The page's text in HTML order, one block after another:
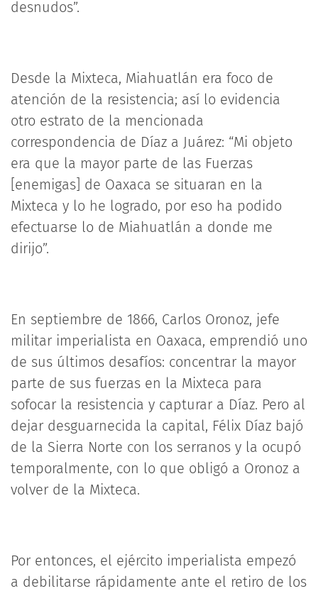
desnudos”.
Desde la Mixteca, Miahuatlán era foco de
atención de la resistencia; así lo evidencia
otro estrato de la mencionada
correspondencia de Díaz a Juárez: “Mi objeto
era que la mayor parte de las Fuerzas
[enemigas] de Oaxaca se situaran en la
Mixteca y lo he logrado, por eso ha podido
efectuarse lo de Miahuatlán a donde me
dirijo”.
En septiembre de 1866, Carlos Oronoz, jefe
militar imperialista en Oaxaca, emprendió uno
de sus últimos desafíos: concentrar la mayor
parte de sus fuerzas en la Mixteca para
sofocar la resistencia y capturar a Díaz. Pero al
dejar desguarnecida la capital, Félix Díaz bajó
de la Sierra Norte con los serranos y la ocupó
temporalmente, con lo que obligó a Oronoz a
volver de la Mixteca.
Por entonces, el ejército imperialista empezó
a debilitarse rápidamente ante el retiro de los